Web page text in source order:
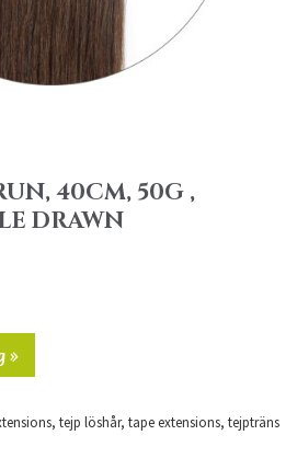
40CM, 50G ,
DRAWN
»
tejp löshår, tape extensions, tejpträns